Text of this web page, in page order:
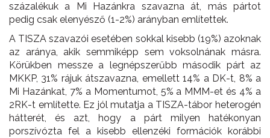
százalékuk a Mi Hazánkra szavazna át, más pártot
pedig csak elenyésző (1-2%) arányban említettek.
A TISZA szavazói esetében sokkal kisebb (19%) azoknak
az aránya, akik semmiképp sem voksolnának másra.
Körükben messze a legnépszerűbb második párt az
MKKP, 31% rájuk átszavazna, emellett 14% a DK-t, 8% a
Mi Hazánkat, 7% a Momentumot, 5% a MMM-et és 4% a
2RK-t említette. Ez jól mutatja a TISZA-tábor heterogén
hátterét, és azt, hogy a párt milyen hatékonyan
porszívózta fel a kisebb ellenzéki formációk korábbi